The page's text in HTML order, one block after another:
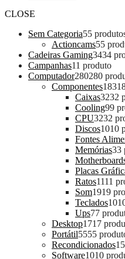
CLOSE
Sem Categoria55
Actioncams55
Cadeiras Gaming3434
Campanhas11 produto
Computador280280
Componentes183
Caixas3232
Cooling99
CPU3232
Discos1010
Fontes
Memórias33
Placas
Ratos1111
Som1919
Teclados10
Ups77
Desktop1717
Portátil5555
Recondicionados15
Software1010